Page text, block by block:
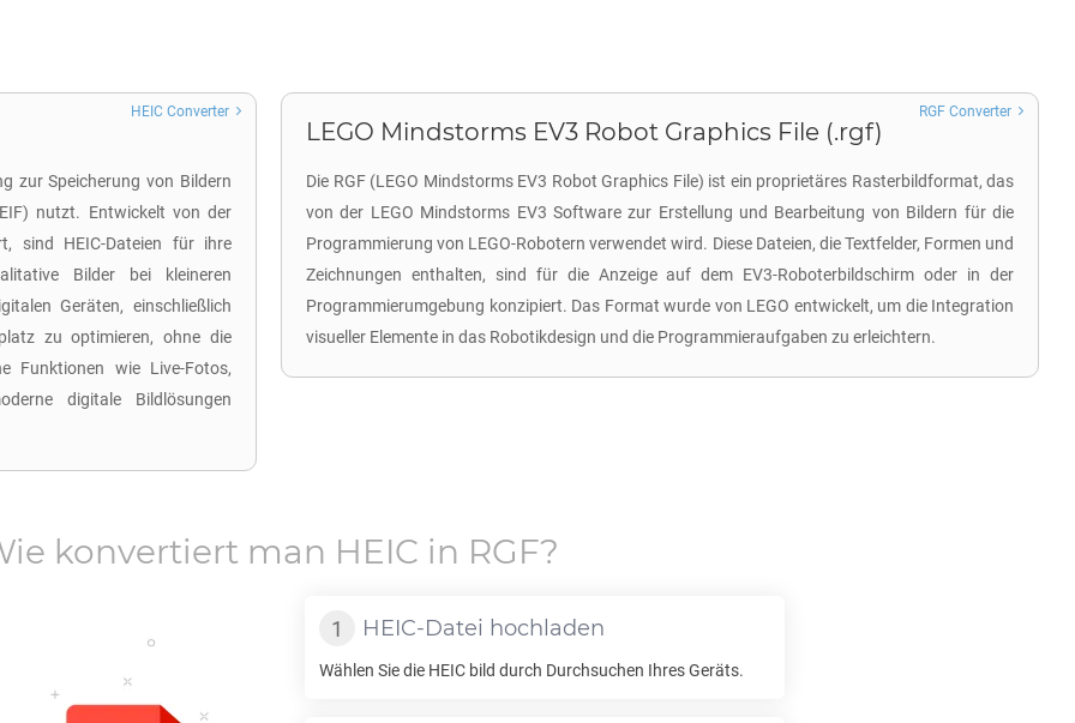
zur Speicherung von Bildern
nutzt. Entwickelt von der
sind HEIC-Dateien für ihre
Bilder bei kleineren
Geräten, einschließlich
zu optimieren, ohne die
Funktionen wie Live-Fotos,
digitale Bildlösungen
HEIC Converter
LEGO Mindstorms EV3 Robot Graphics File (.rgf)
Die RGF (LEGO Mindstorms EV3 Robot Graphics File) ist ein proprietäres Rasterbildformat, das
von der LEGO Mindstorms EV3 Software zur Erstellung und Bearbeitung von Bildern für die
Programmierung von LEGO-Robotern verwendet wird. Diese Dateien, die Textfelder, Formen und
Zeichnungen enthalten, sind für die Anzeige auf dem EV3-Roboterbildschirm oder in der
Programmierumgebung konzipiert. Das Format wurde von LEGO entwickelt, um die Integration
visueller Elemente in das Robotikdesign und die Programmieraufgaben zu erleichtern.
RGF Converter
konvertiert man HEIC in RGF?
HEIC-Datei hochladen
Wählen Sie die HEIC bild durch Durchsuchen Ihres Geräts.